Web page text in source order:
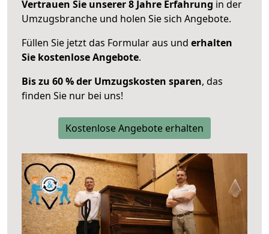
Vertrauen Sie unserer 8 Jahre Erfahrung in der
Umzugsbranche und holen Sie sich Angebote.
Füllen Sie jetzt das Formular aus und erhalten
Sie kostenlose Angebote.
Bis zu 60 % der Umzugskosten sparen, das
finden Sie nur bei uns!
Kostenlose Angebote erhalten